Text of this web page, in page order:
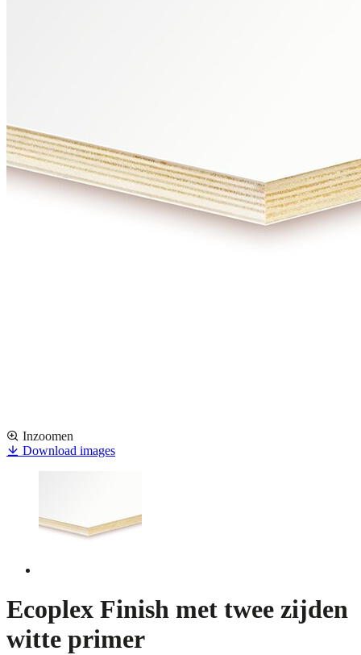
Inzoomen
Download images
Ecoplex Finish met twee zijden
witte primer